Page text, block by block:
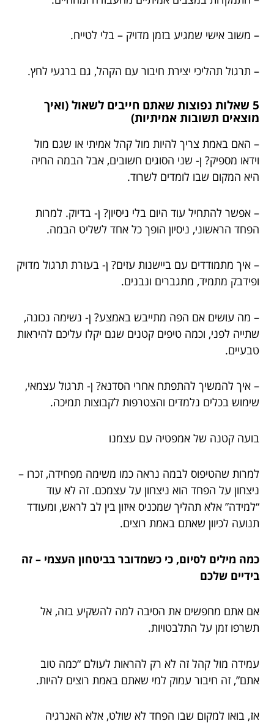
– משוב אישי שמגיע בזמן מדויק – בלי לטייח.
– תרגול תהליכי יצירת חיבור עם הקהל, גם ברגעי לחץ.
5 שאלות נפוצות שאתם חייבים לשאול (ואיך
מוצאים תשובות אמיתיות)
– האם באמת צריך להיות מול קהל אמיתי או שגם מול
וידאו מספיק? ן- שני הסוגים חשובים, אבל הבמה החיה
היא המקום שבו לומדים לשרוד.
– אפשר להתחיל עוד היום בלי ניסיון? ן- בדיוק. למרות
הפחד הראשוני, ניסיון הופך כל אחד לשליט הבמה.
– איך מתמודדים עם ביישנות עזים? ן- בעזרת תרגול מדויק
ופידבק מתמיד, מתגברים ונבנים.
– מה עושים אם הפה מתייבש באמצע? ן- נשימה נכונה,
שתייה לפני, וכמה טיפים קטנים שגם יקלו עליכם להיראות
טבעיים.
– איך להמשיך להתפתח אחרי הסדנא? ן- תרגול עצמאי,
שימוש בכלים נלמדים והצטרפות לקבוצות תמיכה.
בועה קטנה של אמפטיה עם עצמנו
למרות שהטיפוס לבמה נראה כמו משימה מפחידה, זכרו –
ניצחון על הפחד הוא ניצחון על עצמכם. זה לא עוד
“למידה” אלא תהליך שמכניס איזון בין לב לראש, ומעודד
תנועה לכיוון שאתם באמת רוצים.
כמה מילים לסיום, כי כשמדובר בביטחון העצמי – זה
בידיים שלכם
אם אתם מחפשים את הסיבה למה להשקיע בזה, אל
תשרפו זמן על התלבטויות.
עמידה מול קהל זה לא רק להראות לעולם “כמה טוב
אתם”, זה חיבור עמוק למי שאתם באמת רוצים להיות.
אז, בואו למקום שבו הפחד לא שולט, אלא האנרגיה